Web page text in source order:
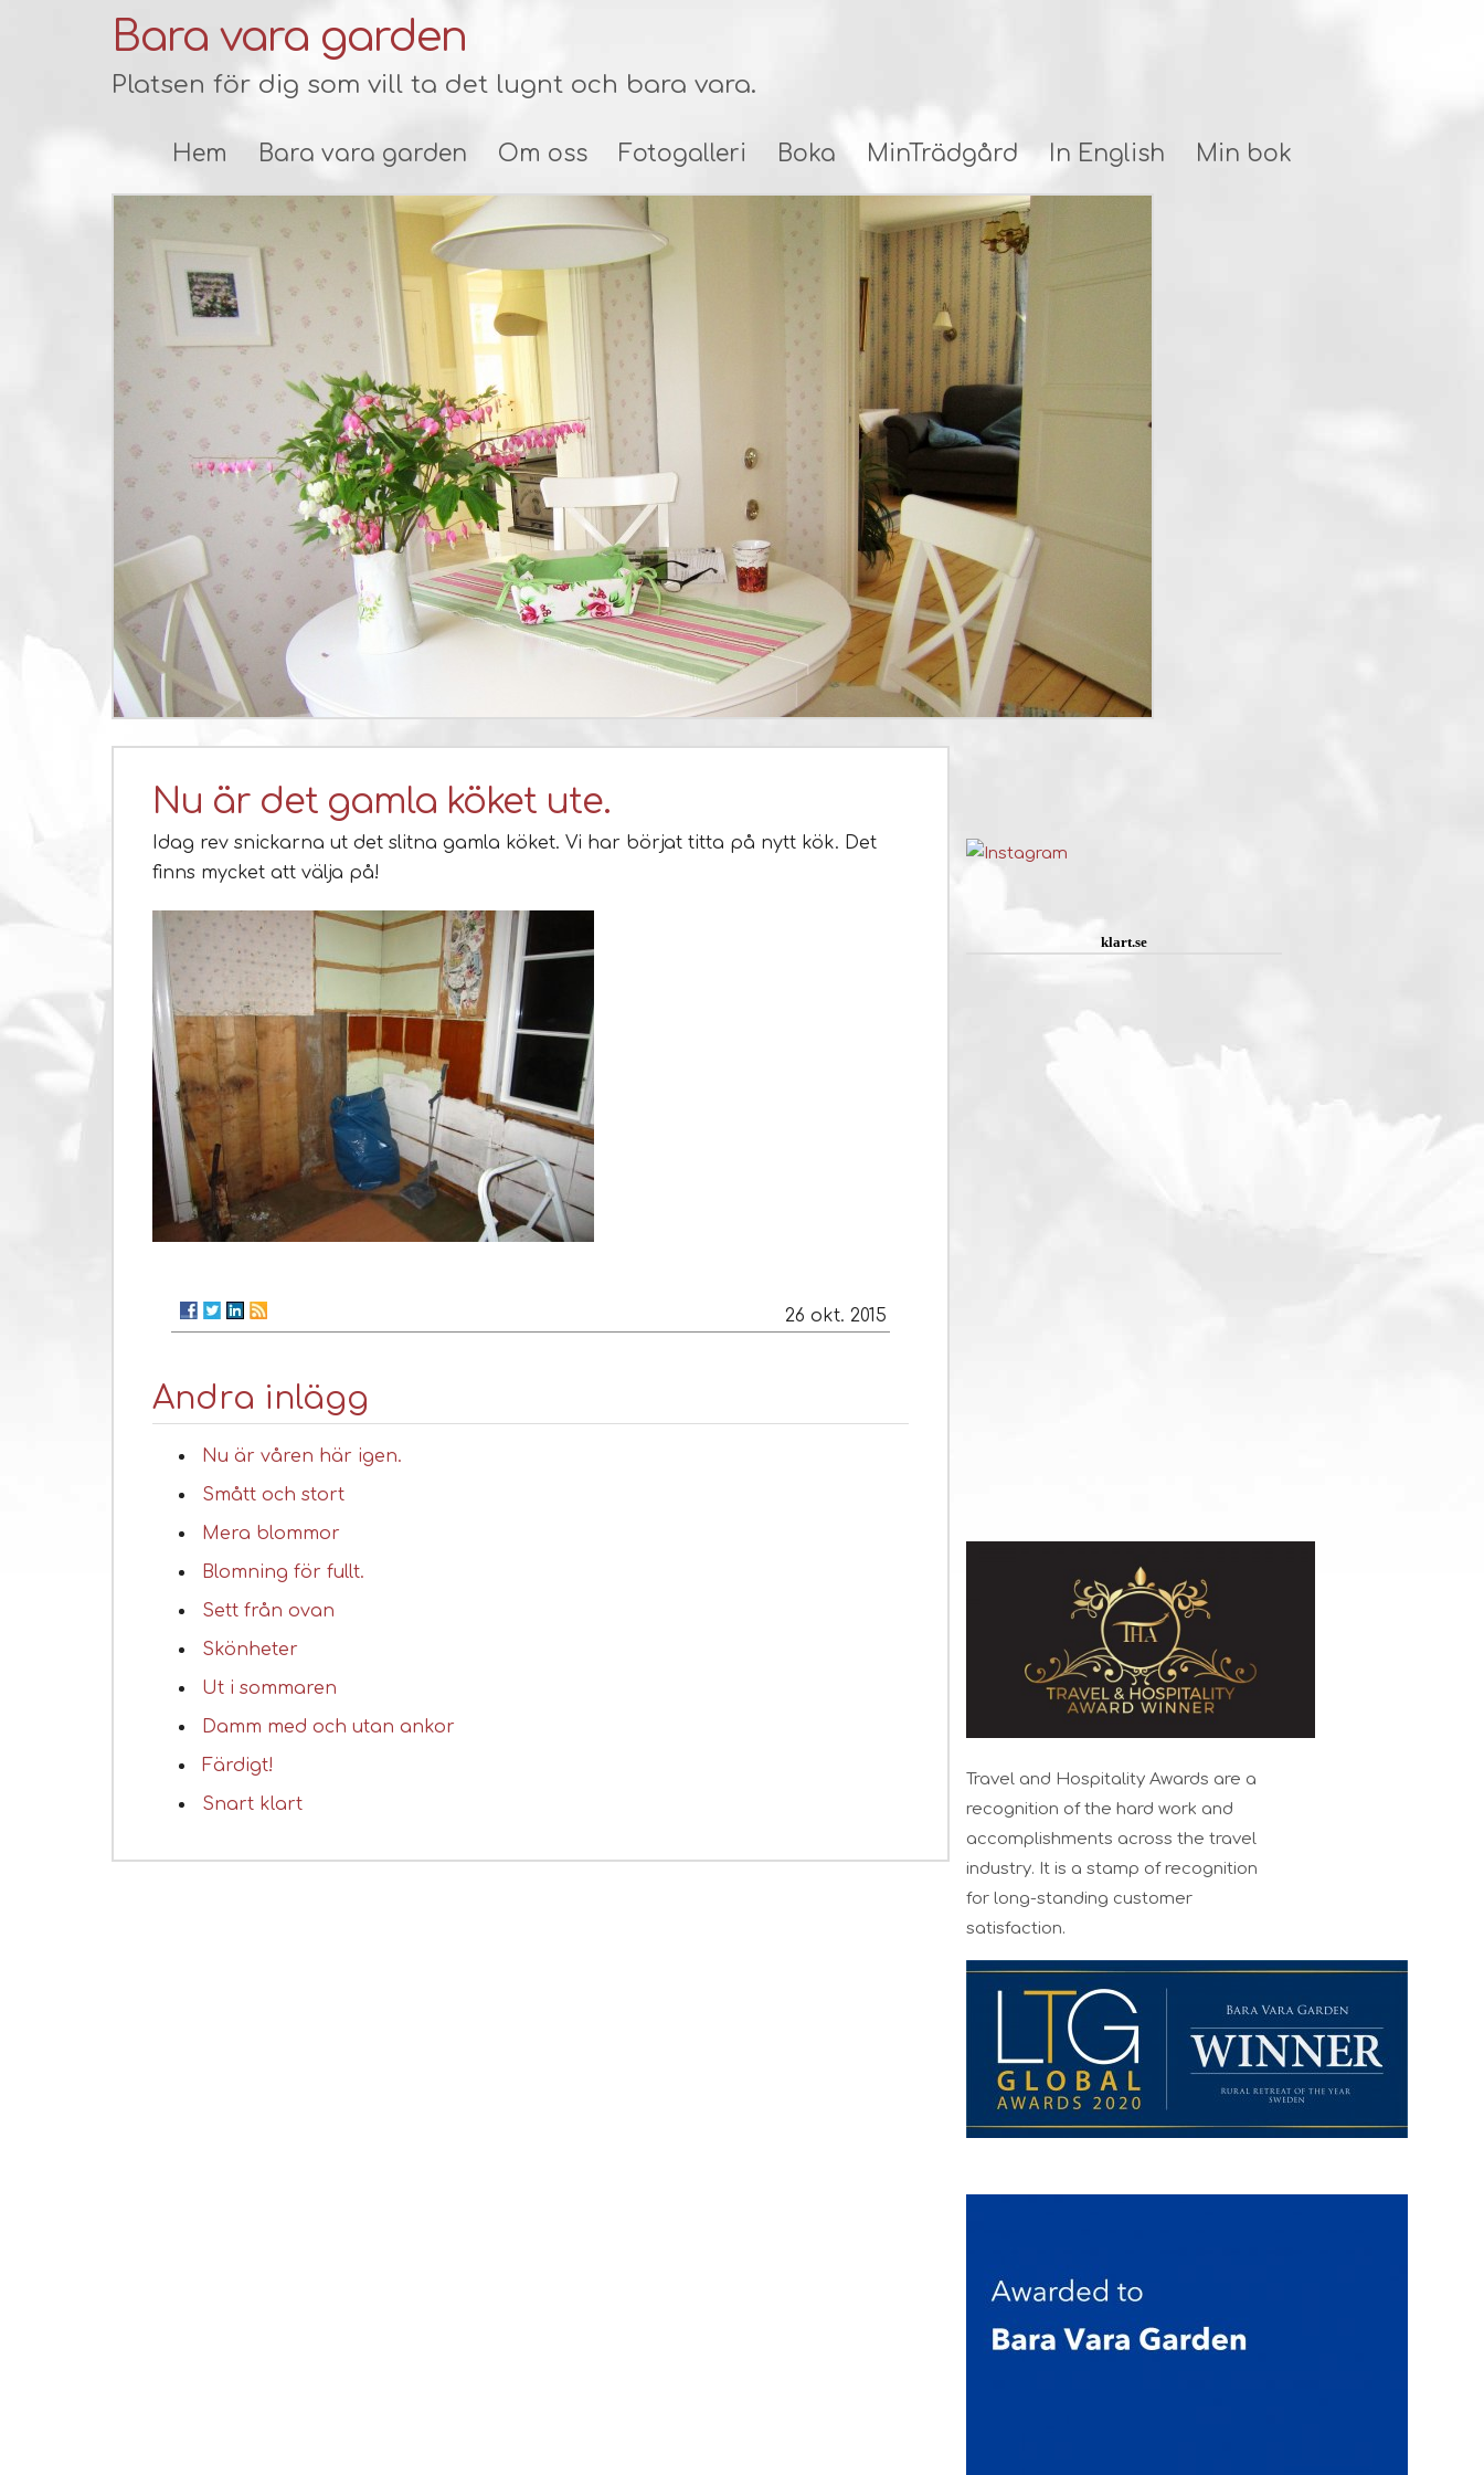
Bara vara garden
Platsen för dig som vill ta det lugnt och bara vara.
Hem Bara vara garden Om oss Fotogalleri Boka MinTrädgård In English Min bok
Nu är det gamla köket ute.
Idag rev snickarna ut det slitna gamla köket. Vi har börjat titta på nytt kök. Det
finns mycket att välja på!
26 okt. 2015
Andra inlägg
Nu är våren här igen.
Smått och stort
Mera blommor
Blomning för fullt.
Sett från ovan
Skönheter
Ut i sommaren
Damm med och utan ankor
Färdigt!
Snart klart
klart.se
Travel and Hospitality Awards are a
recognition of the hard work and
accomplishments across the travel
industry. It is a stamp of recognition
for long-standing customer
satisfaction.